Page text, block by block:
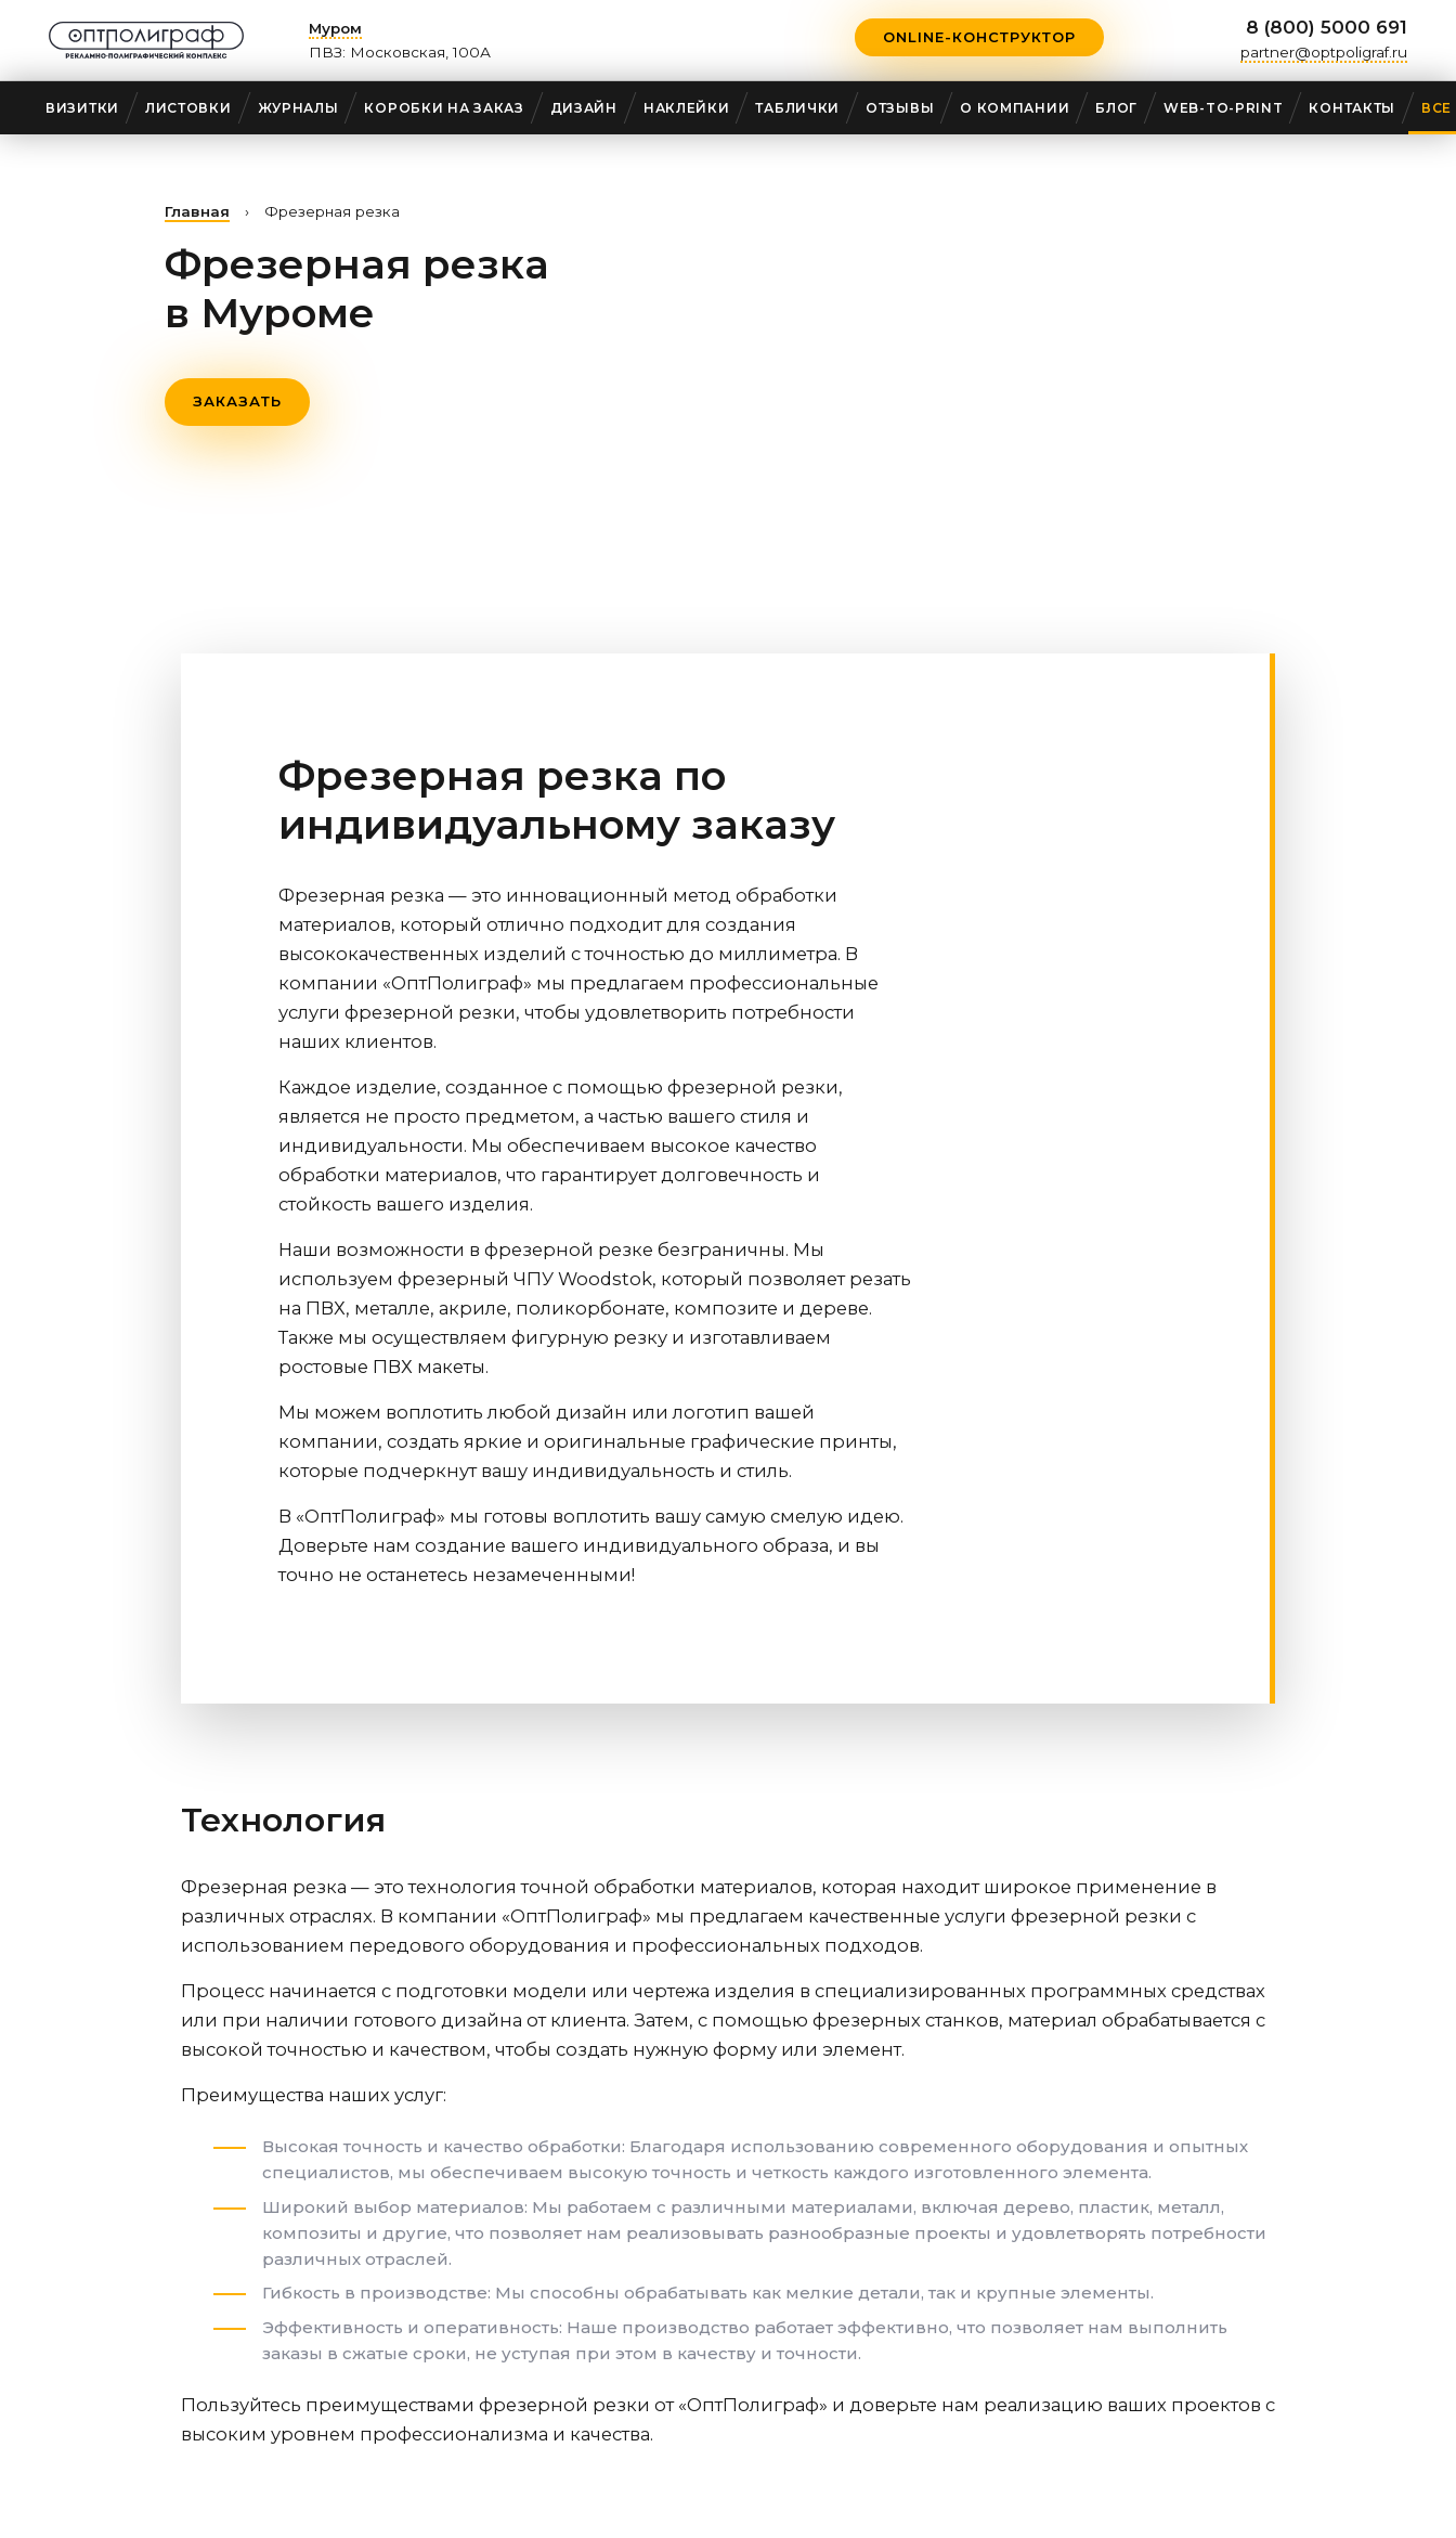
Муром
ПВЗ: Московская, 100А
ONLINE-КОНСТРУКТОР 8 (800) 5000 691
partner@optpoligraf.ru
ВИЗИТКИ ЛИСТОВКИ ЖУРНАЛЫ КОРОБКИ НА ЗАКАЗ ДИЗАЙН НАКЛЕЙКИ ТАБЛИЧКИ ОТЗЫВЫ О КОМПАНИИ БЛОГ WEB-TO-PRINT КОНТАКТЫ ВСЕ
Главная › Фрезерная резка
Фрезерная резка
в Муроме
ЗАКАЗАТЬ
Фрезерная резка по
индивидуальному заказу
Фрезерная резка — это инновационный метод обработки
материалов, который отлично подходит для создания
высококачественных изделий с точностью до миллиметра. В
компании «ОптПолиграф» мы предлагаем профессиональные
услуги фрезерной резки, чтобы удовлетворить потребности
наших клиентов.
Каждое изделие, созданное с помощью фрезерной резки,
является не просто предметом, а частью вашего стиля и
индивидуальности. Мы обеспечиваем высокое качество
обработки материалов, что гарантирует долговечность и
стойкость вашего изделия.
Наши возможности в фрезерной резке безграничны. Мы
используем фрезерный ЧПУ Woodstok, который позволяет резать
на ПВХ, металле, акриле, поликорбонате, композите и дереве.
Также мы осуществляем фигурную резку и изготавливаем
ростовые ПВХ макеты.
Мы можем воплотить любой дизайн или логотип вашей
компании, создать яркие и оригинальные графические принты,
которые подчеркнут вашу индивидуальность и стиль.
В «ОптПолиграф» мы готовы воплотить вашу самую смелую идею.
Доверьте нам создание вашего индивидуального образа, и вы
точно не останетесь незамеченными!
Технология
Фрезерная резка — это технология точной обработки материалов, которая находит широкое применение в
различных отраслях. В компании «ОптПолиграф» мы предлагаем качественные услуги фрезерной резки с
использованием передового оборудования и профессиональных подходов.
Процесс начинается с подготовки модели или чертежа изделия в специализированных программных средствах
или при наличии готового дизайна от клиента. Затем, с помощью фрезерных станков, материал обрабатывается с
высокой точностью и качеством, чтобы создать нужную форму или элемент.
Преимущества наших услуг:
Высокая точность и качество обработки: Благодаря использованию современного оборудования и опытных
специалистов, мы обеспечиваем высокую точность и четкость каждого изготовленного элемента.
Широкий выбор материалов: Мы работаем с различными материалами, включая дерево, пластик, металл,
композиты и другие, что позволяет нам реализовывать разнообразные проекты и удовлетворять потребности
различных отраслей.
Гибкость в производстве: Мы способны обрабатывать как мелкие детали, так и крупные элементы.
Эффективность и оперативность: Наше производство работает эффективно, что позволяет нам выполнить
заказы в сжатые сроки, не уступая при этом в качеству и точности.
Пользуйтесь преимуществами фрезерной резки от «ОптПолиграф» и доверьте нам реализацию ваших проектов с
высоким уровнем профессионализма и качества.